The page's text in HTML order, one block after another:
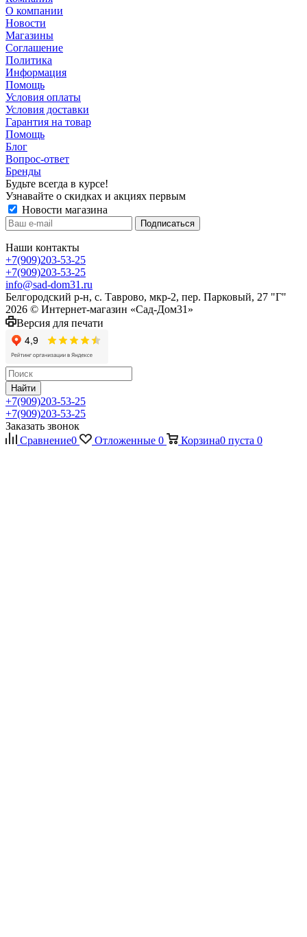
О компании
Новости
Магазины
Соглашение
Политика
Информация
Помощь
Условия оплаты
Условия доставки
Гарантия на товар
Помощь
Блог
Вопрос-ответ
Бренды
Будьте всегда в курсе!
Узнавайте о скидках и акциях первым
Новости магазина
Наши контакты
+7(909)203-53-25
+7(909)203-53-25
info@sad-dom31.ru
Белгородский р-н, с. Таврово, мкр-2, пер. Парковый, 27 "Г"
2026 © Интернет-магазин «Сад-Дом31»
Версия для печати
Найти
+7(909)203-53-25
+7(909)203-53-25
Заказать звонок
Сравнение0 Отложенные 0 Корзина0 пуста 0